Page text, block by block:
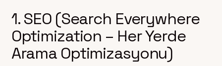
1. SEO (Search Everywhere
Optimization – Her Yerde
Arama Optimizasyonu)